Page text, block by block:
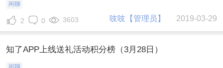
闲聊
2 0 3603 吱吱【管理员】 2019-03-29
知了APP上线送礼活动积分榜（3月28日）
闲聊